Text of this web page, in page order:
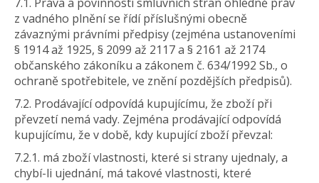
z vadného plnění se řídí příslušnými obecně
závaznými právními předpisy (zejména ustanoveními
§ 1914 až 1925, § 2099 až 2117 a § 2161 až 2174
občanského zákoníku a zákonem č. 634/1992 Sb., o
ochraně spotřebitele, ve znění pozdějších předpisů).
7.2. Prodávající odpovídá kupujícímu, že zboží při
převzetí nemá vady. Zejména prodávající odpovídá
kupujícímu, že v době, kdy kupující zboží převzal:
7.2.1. má zboží vlastnosti, které si strany ujednaly, a
chybí-li ujednání, má takové vlastnosti, které